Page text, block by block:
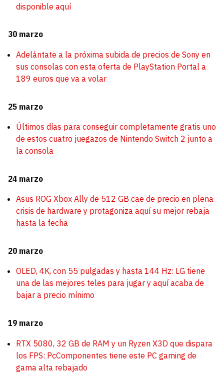
disponible aquí
30 marzo
Adelántate a la próxima subida de precios de Sony en
sus consolas con esta oferta de PlayStation Portal a
189 euros que va a volar
25 marzo
Últimos días para conseguir completamente gratis uno
de estos cuatro juegazos de Nintendo Switch 2 junto a
la consola
24 marzo
Asus ROG Xbox Ally de 512 GB cae de precio en plena
crisis de hardware y protagoniza aquí su mejor rebaja
hasta la fecha
20 marzo
OLED, 4K, con 55 pulgadas y hasta 144 Hz: LG tiene
una de las mejores teles para jugar y aquí acaba de
bajar a precio mínimo
19 marzo
RTX 5080, 32 GB de RAM y un Ryzen X3D que dispara
los FPS: PcComponentes tiene este PC gaming de
gama alta rebajado